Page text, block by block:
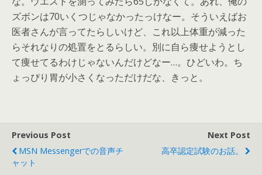
ズボンは70いくつじゃなかったっけなー。そういえばお
医者さんが言ってたらしいけど、これ以上体重が減った
らそれなりの処置をとるらしい。別に自ら痩せようとし
て痩せてるわけじゃないんだけどなー…。ひどいわ。ち
ょっぴり胃が小さくなっただけだな、きっと。
Previous Post
MSN Messengerでの音声チ
ャット
Next Post
高卒認定試験のお話。